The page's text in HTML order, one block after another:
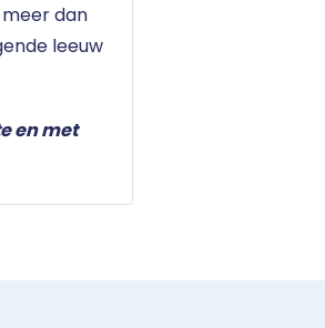
dan
leeuw
en met